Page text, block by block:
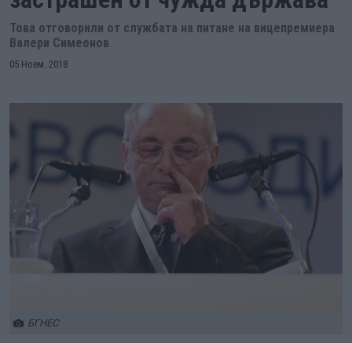
Това отговорили от службата на питане на вицепремиера
Валери Симеонов
05 Ноем. 2018
БГНЕС